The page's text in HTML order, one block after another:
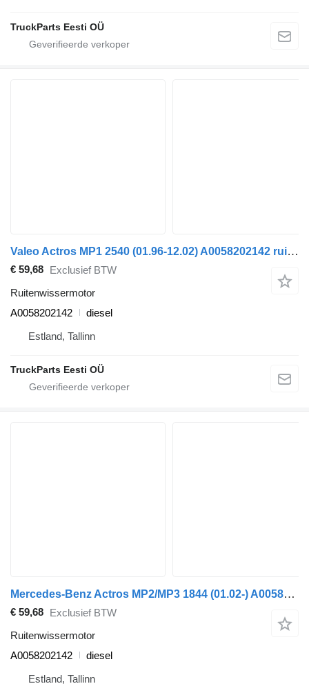
TruckParts Eesti OÜ
Valeo Actros MP1 2540 (01.96-12.02) A0058202142 ruitenwissermotor voor Mercedes-Benz Actros, Axor MP1, MP2, MP3 (1996-2014) trekker
€ 59,68 Exclusief BTW
Ruitenwissermotor
A0058202142
diesel
Estland, Tallinn
TruckParts Eesti OÜ
Mercedes-Benz Actros MP2/MP3 1844 (01.02-) A0058202142 ruitenwissermotor voor Mercedes-Benz Actros, Axor MP1, MP2, MP3 (1996-2014) trekker
€ 59,68
Exclusief BTW
Ruitenwissermotor
A0058202142
diesel
Estland, Tallinn